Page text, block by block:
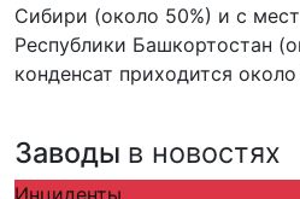
Сибири (около 50%) и с
Республики Башкортостан
конденсат приходится
Заводы в новостях
Инциденты